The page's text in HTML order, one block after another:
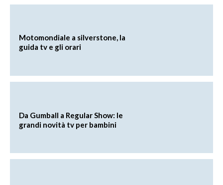
Motomondiale a silverstone, la
guida tv e gli orari
Da Gumball a Regular Show: le
grandi novità tv per bambini